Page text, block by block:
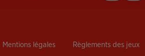
Mentions légales Règlements des jeux